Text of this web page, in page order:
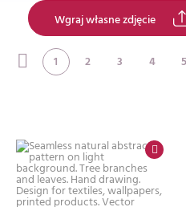
Wgraj własne zdjęcie
1 2 3 4 5